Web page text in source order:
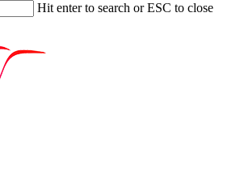
Hit enter to search or ESC to close